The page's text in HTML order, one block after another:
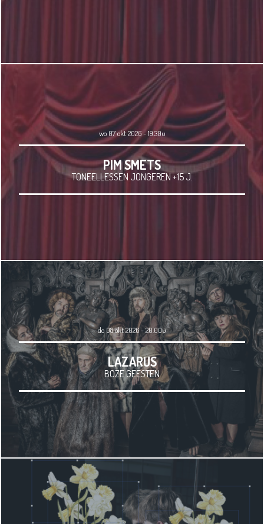
wo 07 okt 2026 - 19.30u
PIM SMETS
TONEELLESSEN JONGEREN +15 J.
do 08 okt 2026 - 20.00u
LAZARUS
BOZE GEESTEN